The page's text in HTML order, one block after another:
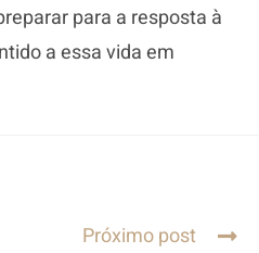
para a resposta à
a essa vida em
Próximo post